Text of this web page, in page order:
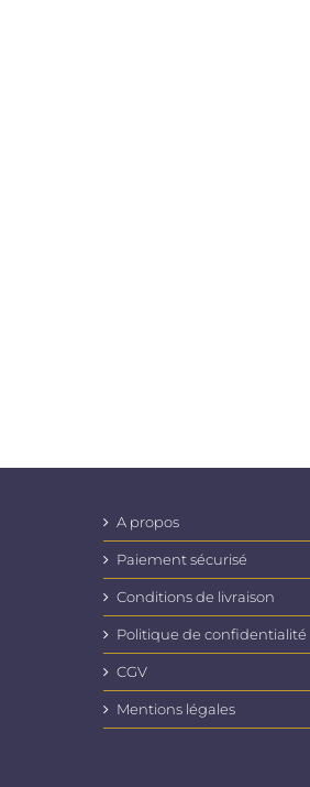
A propos
Paiement sécurisé
Conditions de livraison
Politique de confidentialité
CGV
Mentions légales